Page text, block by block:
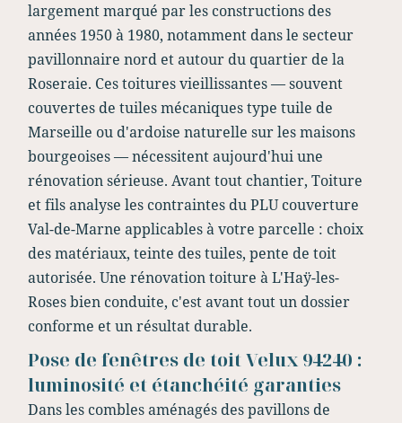
largement marqué par les constructions des
années 1950 à 1980, notamment dans le secteur
pavillonnaire nord et autour du quartier de la
Roseraie. Ces toitures vieillissantes — souvent
couvertes de tuiles mécaniques type tuile de
Marseille ou d'ardoise naturelle sur les maisons
bourgeoises — nécessitent aujourd'hui une
rénovation sérieuse. Avant tout chantier, Toiture
et fils analyse les contraintes du PLU couverture
Val-de-Marne applicables à votre parcelle : choix
des matériaux, teinte des tuiles, pente de toit
autorisée. Une rénovation toiture à L'Haÿ-les-
Roses bien conduite, c'est avant tout un dossier
conforme et un résultat durable.
Pose de fenêtres de toit Velux 94240 :
luminosité et étanchéité garanties
Dans les combles aménagés des pavillons de